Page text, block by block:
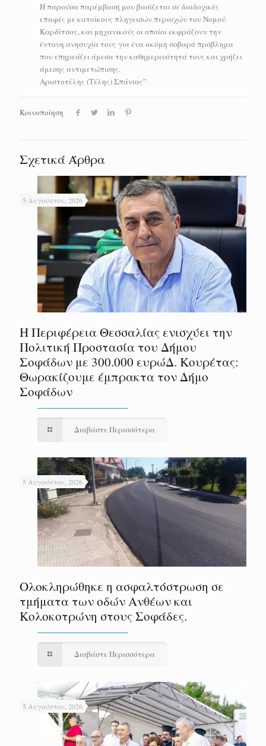
Η παρούσα παρέμβασή μου βασίζεται σε διαδοχικές
επαφές με κατοίκους πληγεισών περιοχών του Νομού
Καρδίτσας, και μηχανικούς οι οποίοι εκφράζουν την
έντονη ανησυχία τους για ένα ακόμη σοβαρό πρόβλημα
που επηρεάζει άμεσα την καθημερινότητά τους και χρήζει
άμεσης αντιμετώπισης.
Αριστοτέλης (Τέλης) Σπάνιας”
Κοινοποίηση
Σχετικά Άρθρα
5 Αυγούστου, 2026
Η Περιφέρεια Θεσσαλίας ενισχύει την
Πολιτική Προστασία του Δήμου
Σοφάδων με 300.000 ευρώΔ. Κουρέτας:
Θωρακίζουμε έμπρακτα τον Δήμο
Σοφάδων
Διαβάστε Περισσότερα
5 Αυγούστου, 2026
Ολοκληρώθηκε η ασφαλτόστρωση σε
τμήματα των οδών Ανθέων και
Κολοκοτρώνη στους Σοφάδες.
Διαβάστε Περισσότερα
5 Αυγούστου, 2026